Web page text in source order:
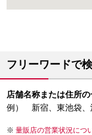
フリーワードで
店舗名称または住所
例） 新宿、東池袋、
量販店の営業状況につ